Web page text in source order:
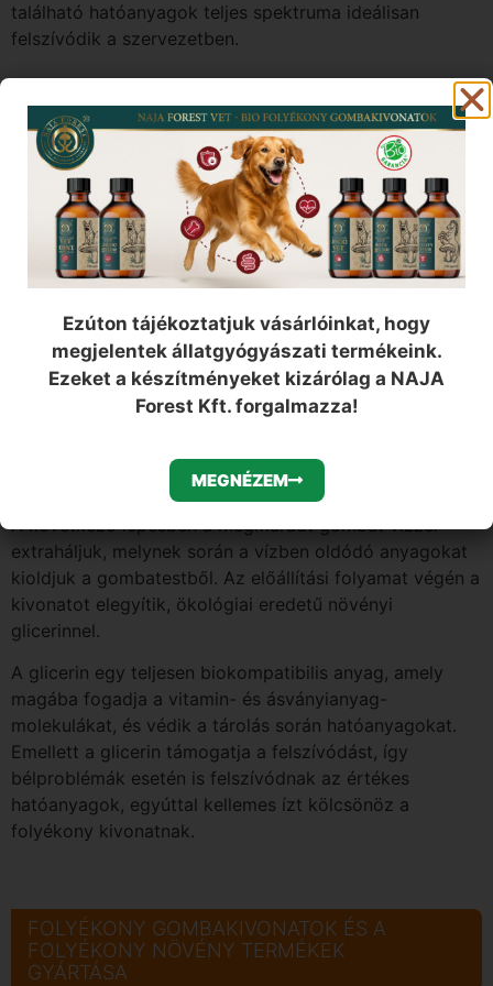
található hatóanyagok teljes spektruma ideálisan
felszívódik a szervezetben.
INNOVATÍV EXTRAKCIÓS ELJÁRÁS
A gombákat minősített alapanyagokon termesztik,
amelyek 100%-ban biogazdálkodásból származnak, és
a betakarítás után gyengéden szárítják, hogy az
összetevőket a lehető legjobban megőrizzék.
szerként kizárólag tiszta bioetanolt használunk, amely
biotermesztésű gabonából származik. Ez az extrakciós
lépés több napig tart, amely alatt az alkoholban oldódó
összetevők kiszabadulnak a gombából, majd a gombát
A kivonatban lévő alkoholt desztillációval
elpárologtatják, így a végtermék alkoholmentes lesz.
A következő lépésben a megmaradt gombát vízzel
extraháljuk, melynek során a vízben oldódó anyagokat
kioldjuk a gombatestből. Az előállítási folyamat végén a
kivonatot elegyítik, ökológiai eredetű növényi
glicerinnel.
A glicerin egy teljesen biokompatibilis anyag, amely
magába fogadja a vitamin- és ásványianyag-
molekulákat, és védik a tárolás során hatóanyagokat.
Emellett a glicerin támogatja a felszívódást, így
bélproblémák esetén is felszívódnak az értékes
hatóanyagok, egyúttal kellemes ízt kölcsönöz a
folyékony kivonatnak.
FOLYÉKONY GOMBAKIVONATOK ÉS A
FOLYÉKONY NÖVÉNY TERMÉKEK
GYÁRTÁSA
Ezúton tájékoztatjuk vásárlóinkat, hogy
megjelentek állatgyógyászati termékeink.
Ezeket a készítményeket kizárólag a NAJA
Forest Kft. forgalmazza!
MEGNÉZEM